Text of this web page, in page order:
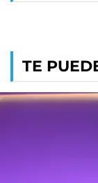
TE